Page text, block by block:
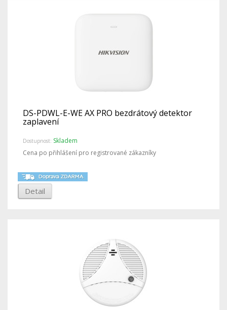
DS-PDWL-E-WE AX PRO bezdrátový detektor
zaplavení
Dostupnost: Skladem
Cena po přihlášení pro registrované zákazníky
Detail